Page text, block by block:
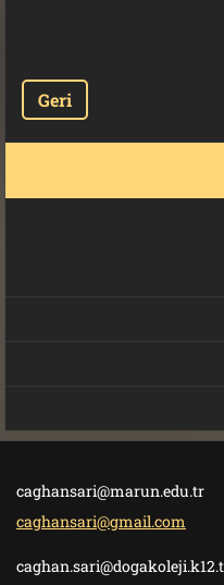
Geri
caghansari@marun.edu.tr
caghansari@gmail.com